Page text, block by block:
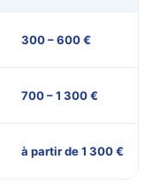
300 – 600 €
700 – 1 300 €
à partir de 1 300 €